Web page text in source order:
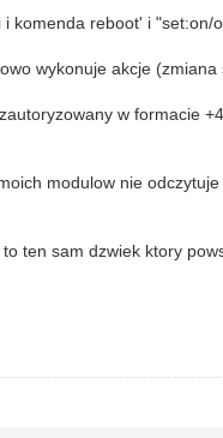
komenda reboot' i "set:on/
wykonuje akcje
w formacie
modulow nie
ten sam dzwiek ktory